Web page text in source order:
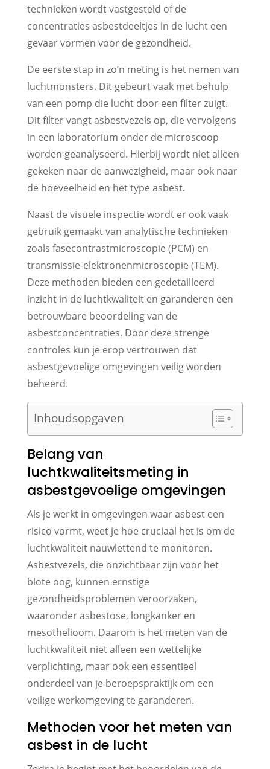
technieken wordt vastgesteld of de
concentraties asbestdeeltjes in de lucht een
gevaar vormen voor de gezondheid.
De eerste stap in zo’n meting is het nemen van
luchtmonsters. Dit gebeurt vaak met behulp
van een pomp die lucht door een filter zuigt.
Dit filter vangt asbestvezels op, die vervolgens
in een laboratorium onder de microscoop
worden geanalyseerd. Hierbij wordt niet alleen
gekeken naar de aanwezigheid, maar ook naar
de hoeveelheid en het type asbest.
Naast de visuele inspectie wordt er ook vaak
gebruik gemaakt van analytische technieken
zoals fasecontrastmicroscopie (PCM) en
transmissie-elektronenmicroscopie (TEM).
Deze methoden bieden een gedetailleerd
inzicht in de luchtkwaliteit en garanderen een
betrouwbare beoordeling van de
asbestconcentraties. Door deze strenge
controles kun je erop vertrouwen dat
asbestgevoelige omgevingen veilig worden
beheerd.
Inhoudsopgaven
Belang van
luchtkwaliteitsmeting in
asbestgevoelige omgevingen
Als je werkt in omgevingen waar asbest een
risico vormt, weet je hoe cruciaal het is om de
luchtkwaliteit nauwlettend te monitoren.
Asbestvezels, die onzichtbaar zijn voor het
blote oog, kunnen ernstige
gezondheidsproblemen veroorzaken,
waaronder asbestose, longkanker en
mesothelioom. Daarom is het meten van de
luchtkwaliteit niet alleen een wettelijke
verplichting, maar ook een essentieel
onderdeel van je beroepspraktijk om een
veilige werkomgeving te garanderen.
Methoden voor het meten van
asbest in de lucht